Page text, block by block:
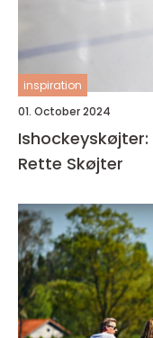
inspiration
01. October 2024
Rette Skøjter